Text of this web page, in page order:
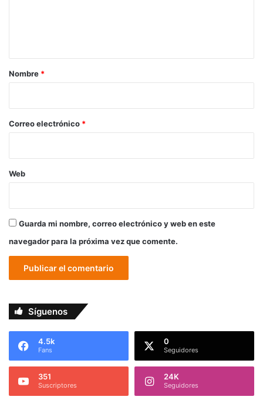
r
*
Nombre *
Correo electrónico *
Web
Guarda mi nombre, correo electrónico y web en este
navegador para la próxima vez que comente.
Síguenos
4.5k
Fans
0
Seguidores
351
Suscriptores
24K
Seguidores